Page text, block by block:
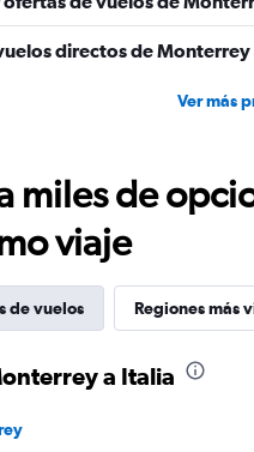
directos de Monterrey
Ver más
miles de
viaje
de vuelos Regiones más
a Italia